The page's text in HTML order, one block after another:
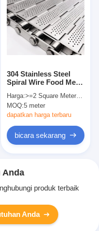
304 Stainless Steel
Spiral Wire Food Mesh
Chain Link Conveyor
Harga:>=2 Square Meters $43.00
MOQ:5 meter
dapatkan harga terbaru
bicara sekarang
Anda
produk terbaik
Anda